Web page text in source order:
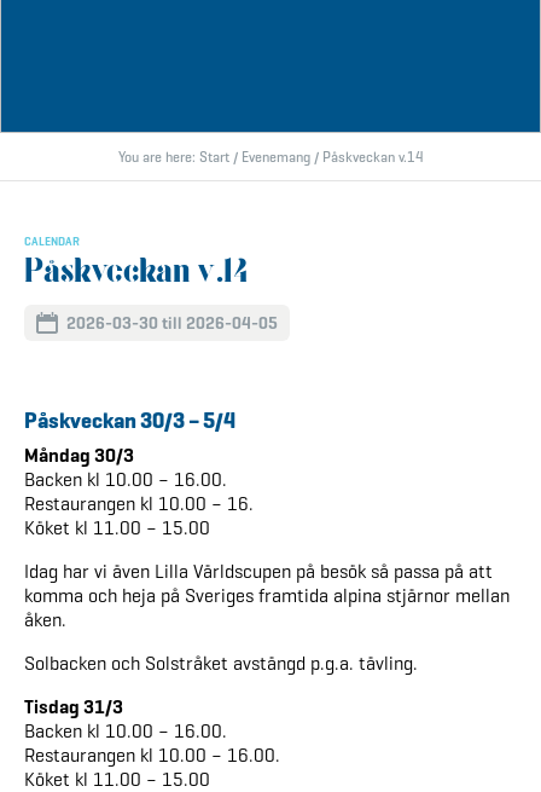
You are here: Start/ Evenemang/ Påskveckan v.14
CALENDAR
Påskveckan v.14
2026-03-30 till 2026-04-05
Påskveckan 30/3 – 5/4
Måndag 30/3
Backen kl 10.00 – 16.00.
Restaurangen kl 10.00 – 16.
Köket kl 11.00 – 15.00
Idag har vi även Lilla Världscupen på besök så passa på att
komma och heja på Sveriges framtida alpina stjärnor mellan
åken.
Solbacken och Solstråket avstängd p.g.a. tävling.
Tisdag 31/3
Backen kl 10.00 – 16.00.
Restaurangen kl 10.00 – 16.00.
Köket kl 11.00 – 15.00